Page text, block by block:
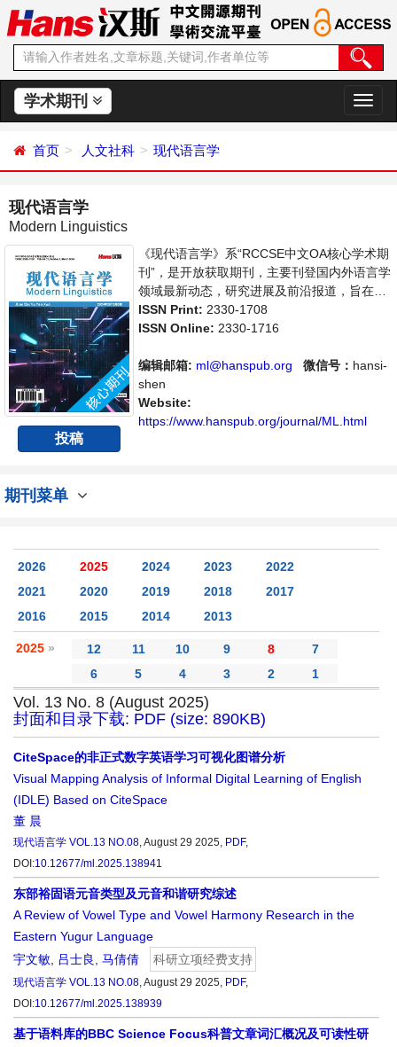
学术期刊
切
换
首页 人文社科 现代语言学
现代语言学
Modern Linguistics
投稿
《现代语言学》系“RCCSE中文OA核心学术期
刊”，是开放获取期刊，主要刊登国内外语言学
领域最新动态，研究进展及前沿报道，旨在给
世界范围内的科学家、学者、科研人员提供一
个传播、分享和讨论语言学领域内不同方向问
ISSN Print: 2330-1708
ISSN Online: 2330-1716
编辑邮箱: ml@hanspub.org 微信号： hansi-
shen
Website:
https://www.hanspub.org/journal/ML.html
期刊菜单
2026 2025 2024 2023
2022
2021
2020 2019 2018
2017
2016
2015 2014 2013
2025 » 12 11 10 9 8
7
6
5 4 3 2 1
Vol. 13 No. 8 (August 2025)
封面和目录下载: PDF (size: 890KB)
CiteSpace的非正式数字英语学习可视化图谱分析
Visual Mapping Analysis of Informal Digital Learning of English
(IDLE) Based on CiteSpace
董 晨
现代语言学 VOL.13 NO.08, August 29 2025, PDF,
DOI:10.12677/ml.2025.138941
东部裕固语元音类型及元音和谐研究综述
A Review of Vowel Type and Vowel Harmony Research in the
Eastern Yugur Language
宇文敏
吕士良 马倩倩 科研立项经费支持
现代语言学 VOL.13 NO.08, August 29 2025, PDF,
DOI:10.12677/ml.2025.138939
基于语料库的BBC Science Focus科普文章词汇概况及可读性研